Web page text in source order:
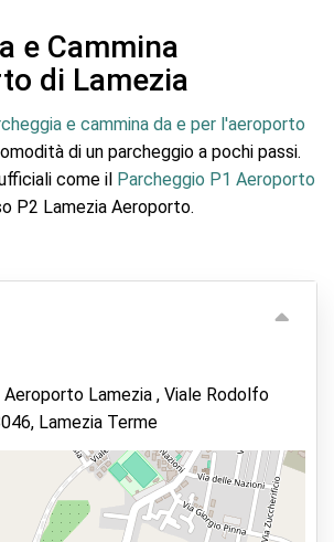
e Cammina
di Lamezia
e cammina da e per l'aeroporto
di un parcheggio a pochi passi.
come il Parcheggio P1 Aeroporto
P2 Lamezia Aeroporto.
Aeroporto Lamezia , Viale Rodolfo
Lamezia Terme